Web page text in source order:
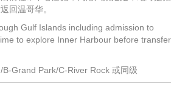
回温哥华。
Gulf Islands including admission to
to explore Inner Harbour before transfer
Grand Park/C-River Rock 或同级